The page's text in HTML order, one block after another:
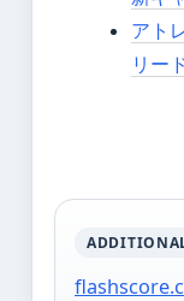
アト
リー